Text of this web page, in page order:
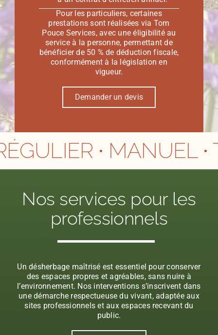
Pour les particuliers, certaines
prestations sont réalisées via Tom
Pouce Services, avec une éligibilité au
service à la personne, permettant de
bénéficier de 50 % de déduction fiscale,
conformément à la législation en
vigueur.
Demander un devis
∙ MANUEL ∙
Nos services pour les
professionnels
Un désherbage maîtrisé est essentiel pour conserver
des espaces propres et agréables, sans nuire à
l’environnement. Nos interventions s’inscrivent dans
une démarche respectueuse du vivant, adaptée aux
sites professionnels et aux espaces recevant du
public.